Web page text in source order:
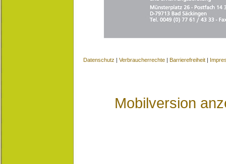
Datenschutz | Verbraucherrechte | Barrierefreiheit |
Mobilversion